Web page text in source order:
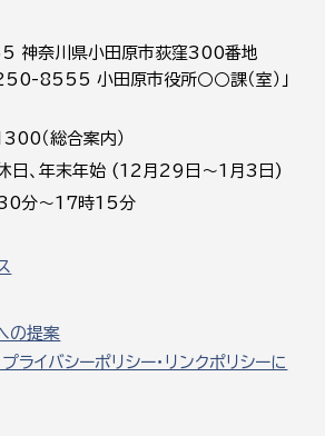
奈川県小田原市荻窪300番地
8555 小田原市役所○○課（室）」
（総合案内）
休日、年末年始 (12月29日～1月3日)
分～17時15分
の提案
ライバシーポリシー・リンクポリシーに